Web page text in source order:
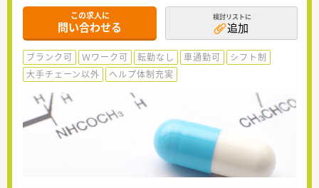
この求人に
問い合わせる
検討リストに
追加
ブランク可 Ｗワーク可 転勤なし 車通勤可
シフト制
大手チェーン以外
ヘルプ体制充実